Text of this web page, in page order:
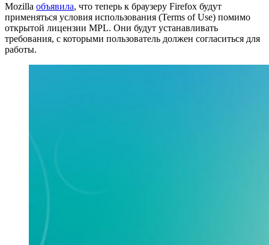
Mozilla объявила, что теперь к браузеру Firefox будут
применяться условия использования (Terms of Use) помимо
открытой лицензии MPL. Они будут устанавливать
требования, с которыми пользователь должен согласиться для
работы.